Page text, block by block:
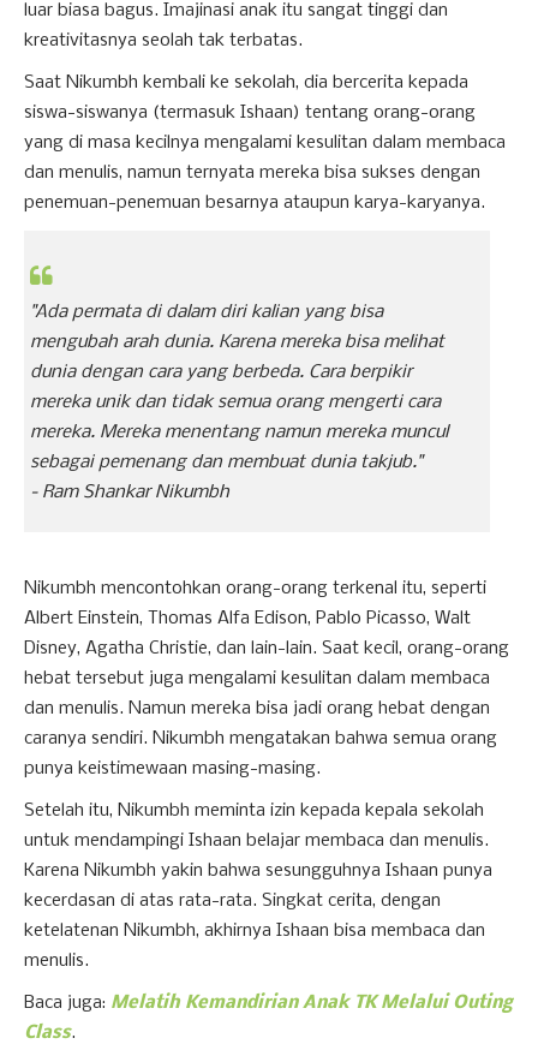
luar biasa bagus. Imajinasi anak itu sangat tinggi dan
kreativitasnya seolah tak terbatas.
Saat Nikumbh kembali ke sekolah, dia bercerita kepada
siswa-siswanya (termasuk Ishaan) tentang orang-orang
yang di masa kecilnya mengalami kesulitan dalam membaca
dan menulis, namun ternyata mereka bisa sukses dengan
penemuan-penemuan besarnya ataupun karya-karyanya.
"Ada permata di dalam diri kalian yang bisa
mengubah arah dunia. Karena mereka bisa melihat
dunia dengan cara yang berbeda. Cara berpikir
mereka unik dan tidak semua orang mengerti cara
mereka. Mereka menentang namun mereka muncul
sebagai pemenang dan membuat dunia takjub."
- Ram Shankar Nikumbh
Nikumbh mencontohkan orang-orang terkenal itu, seperti
Albert Einstein, Thomas Alfa Edison, Pablo Picasso, Walt
Disney, Agatha Christie, dan lain-lain. Saat kecil, orang-orang
hebat tersebut juga mengalami kesulitan dalam membaca
dan menulis. Namun mereka bisa jadi orang hebat dengan
caranya sendiri. Nikumbh mengatakan bahwa semua orang
punya keistimewaan masing-masing.
Setelah itu, Nikumbh meminta izin kepada kepala sekolah
untuk mendampingi Ishaan belajar membaca dan menulis.
Karena Nikumbh yakin bahwa sesungguhnya Ishaan punya
kecerdasan di atas rata-rata. Singkat cerita, dengan
ketelatenan Nikumbh, akhirnya Ishaan bisa membaca dan
menulis.
Baca juga: Melatih Kemandirian Anak TK Melalui Outing
Class.